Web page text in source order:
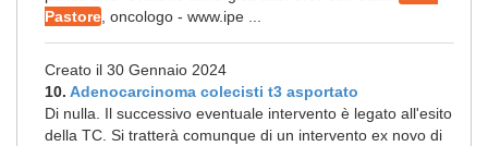
Pastore , oncologo - www.ipe ...
Creato il 30 Gennaio 2024
10. Adenocarcinoma colecisti t3 asportato
Di nulla. Il successivo eventuale intervento è legato all'esito
della TC. Si tratterà comunque di un intervento ex novo di